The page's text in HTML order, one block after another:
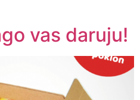
vas daruju!